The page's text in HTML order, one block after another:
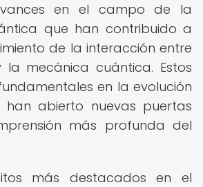
en el campo de la
que han contribuido a
de la interacción entre
mecánica cuántica. Estos
en la evolución
abierto nuevas puertas
más profunda del
más destacados en el